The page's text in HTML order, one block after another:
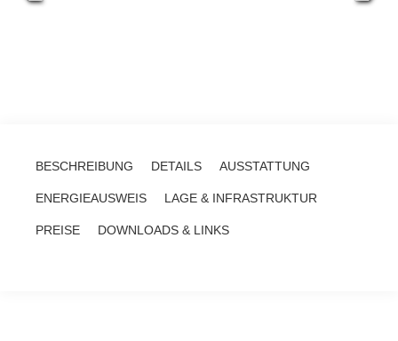
BESCHREIBUNG DETAILS AUSSTATTUNG
ENERGIEAUSWEIS LAGE & INFRASTRUKTUR
PREISE DOWNLOADS & LINKS